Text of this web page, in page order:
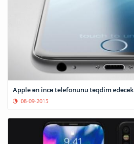
Apple ən incə telefonunu təqdim edəcək
08-09-2015